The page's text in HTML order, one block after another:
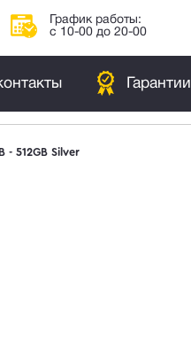
График работы:
с 10-00 до 20-00
Гарантии
- 512GB Silver